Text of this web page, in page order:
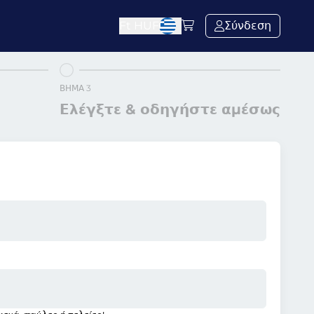
Σύνδεση
ΒΉΜΑ 3
Ελέγξτε & οδηγήστε αμέσως